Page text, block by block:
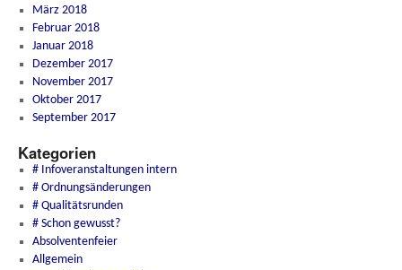
März 2018
Februar 2018
Januar 2018
Dezember 2017
November 2017
Oktober 2017
September 2017
Kategorien
# Infoveranstaltungen intern
# Ordnungsänderungen
# Qualitätsrunden
# Schon gewusst?
Absolventenfeier
Allgemein